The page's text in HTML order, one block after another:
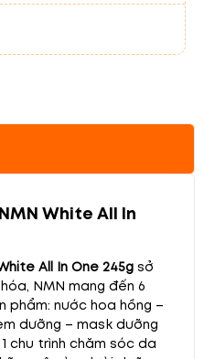
White All In
All In One 245g sở
NMN mang đến 6
phẩm: nước hoa hồng –
dưỡng – mask dưỡng
chu trình chăm sóc da